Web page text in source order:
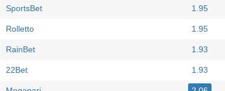
SportsBet 1.95
Rolletto 1.95
RainBet 1.93
22Bet 1.93